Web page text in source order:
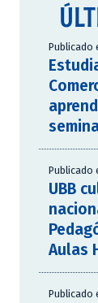
Publicado
Publicado
UBB
Aulas
Publicado